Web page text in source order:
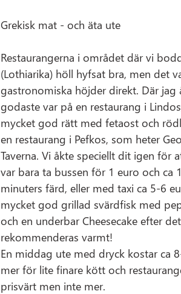
Grekisk mat - och äta ute
Restaurangerna i området där vi
(Lothiarika) höll hyfsat bra, men det
gastronomiska höjder direkt. Där jag
godaste var på en restaurang i
mycket god rätt med fetaost och
en restaurang i Pefkos, som heter
Taverna. Vi åkte speciellt dit igen för
var bara ta bussen för 1 euro och ca
minuters färd, eller med taxi ca 5-6
mycket god grillad svärdfisk med
och en underbar Cheesecake efter
rekommenderas varmt!
En middag ute med dryck kostar ca
mer för lite finare kött och
prisvärt men inte mer.